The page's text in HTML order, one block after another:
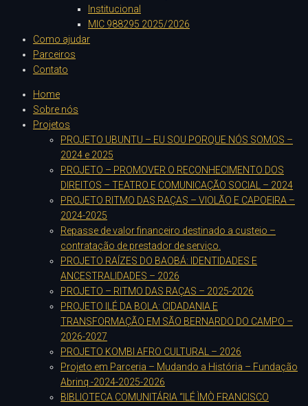
Institucional
MIC 988295 2025/2026
Como ajudar
Parceiros
Contato
Home
Sobre nós
Projetos
PROJETO UBUNTU – EU SOU PORQUE NÓS SOMOS –
2024 e 2025
PROJETO – PROMOVER O RECONHECIMENTO DOS
DIREITOS – TEATRO E COMUNICAÇÃO SOCIAL – 2024
PROJETO RITMO DAS RAÇAS – VIOLÃO E CAPOEIRA –
2024-2025
Repasse de valor financeiro destinado a custeio –
contratação de prestador de serviço.
PROJETO RAÍZES DO BAOBÁ: IDENTIDADES E
ANCESTRALIDADES – 2026
PROJETO – RITMO DAS RAÇAS – 2025-2026
PROJETO ILÉ DA BOLA: CIDADANIA E
TRANSFORMAÇÃO EM SÃO BERNARDO DO CAMPO –
2026-2027
PROJETO KOMBI AFRO CULTURAL – 2026
Projeto em Parceria – Mudando a História – Fundação
Abrinq -2024-2025-2026
BIBLIOTECA COMUNITÁRIA “ILÉ ÌMÒ FRANCISCO